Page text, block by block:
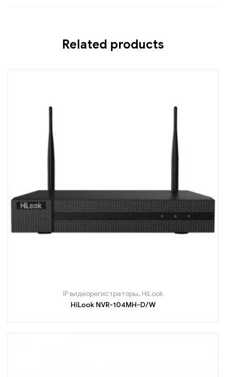
Related products
IP видеорегистраторы, HiLook
HiLook NVR-104MH-D/W